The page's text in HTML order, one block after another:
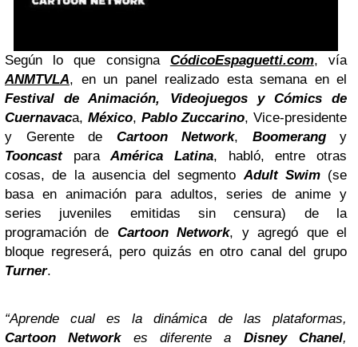
Según lo que consigna CódicoEspaguetti.com, vía
ANMTVLA, en un panel realizado esta semana en el
Festival de Animación, Videojuegos y Cómics de
Cuernavaca, México, Pablo Zuccarino, Vice-presidente
y Gerente de Cartoon Network, Boomerangy
TooncastparaAmérica Latina, habló, entre otras
cosas, de la ausencia del segmentoAdult Swim(se
basa en animación para adultos, series de anime y
series juveniles emitidas sin censura) de la
programación de Cartoon Network, y agregó que el
bloque regreserá, pero quizás en otro canal del grupo
Turner.
“Aprende cual es la dinámica de las plataformas,
Cartoon Networkes diferente a DisneyChanel,